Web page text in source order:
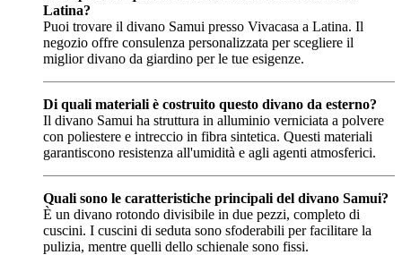
Latina?
Puoi trovare il divano Samui presso Vivacasa a Latina. Il
negozio offre consulenza personalizzata per scegliere il
miglior divano da giardino per le tue esigenze.
Di quali materiali è costruito questo divano da esterno?
Il divano Samui ha struttura in alluminio verniciata a polvere
con poliestere e intreccio in fibra sintetica. Questi materiali
garantiscono resistenza all'umidità e agli agenti atmosferici.
Quali sono le caratteristiche principali del divano Samui?
È un divano rotondo divisibile in due pezzi, completo di
cuscini. I cuscini di seduta sono sfoderabili per facilitare la
pulizia, mentre quelli dello schienale sono fissi.